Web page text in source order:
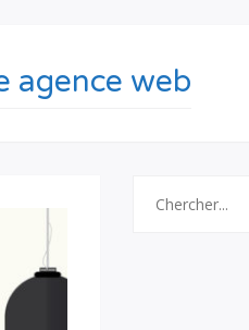
agence web